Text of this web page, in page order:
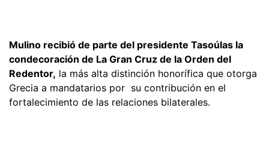
Mulino recibió de parte del presidente Tasoúlas la
condecoración de La Gran Cruz de la Orden del
Redentor, la más alta distinción honorífica que otorga
Grecia a mandatarios por su contribución en el
fortalecimiento de las relaciones bilaterales.